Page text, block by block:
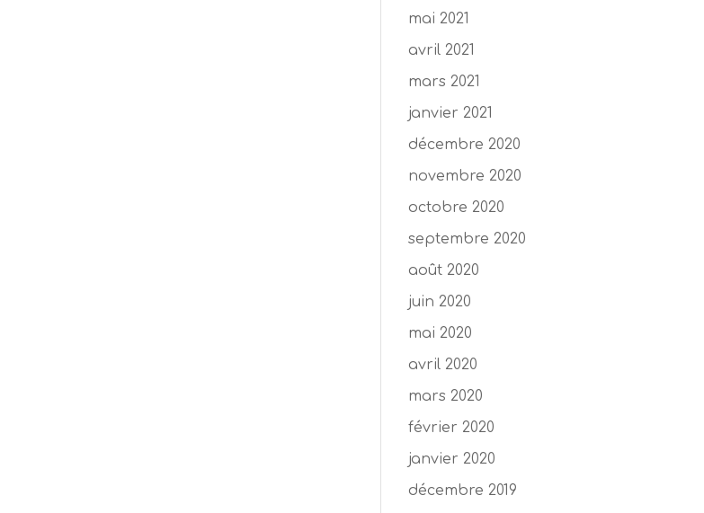
mai 2021
avril 2021
mars 2021
janvier 2021
décembre 2020
novembre 2020
octobre 2020
septembre 2020
août 2020
juin 2020
mai 2020
avril 2020
mars 2020
février 2020
janvier 2020
décembre 2019